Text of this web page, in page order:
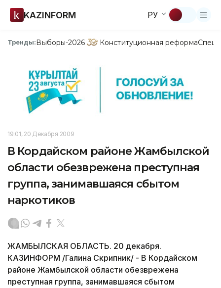
KAZINFORM РУ
Тренды:Выборы-2026 Конституционная реформа
19:01, 20 Декабря 2009
В Кордайском районе Жамбылской
области обезврежена преступная
группа, занимавшаяся сбытом
наркотиков
ЖАМБЫЛСКАЯ ОБЛАСТЬ. 20 декабря.
КАЗИНФОРМ /Галина Скрипник/ - В Кордайском
районе Жамбылской области обезврежена
преступная группа, занимавшаяся сбытом